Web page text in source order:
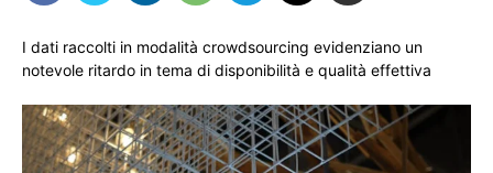
I dati raccolti in modalità crowdsourcing evidenziano un
notevole ritardo in tema di disponibilità e qualità effettiva